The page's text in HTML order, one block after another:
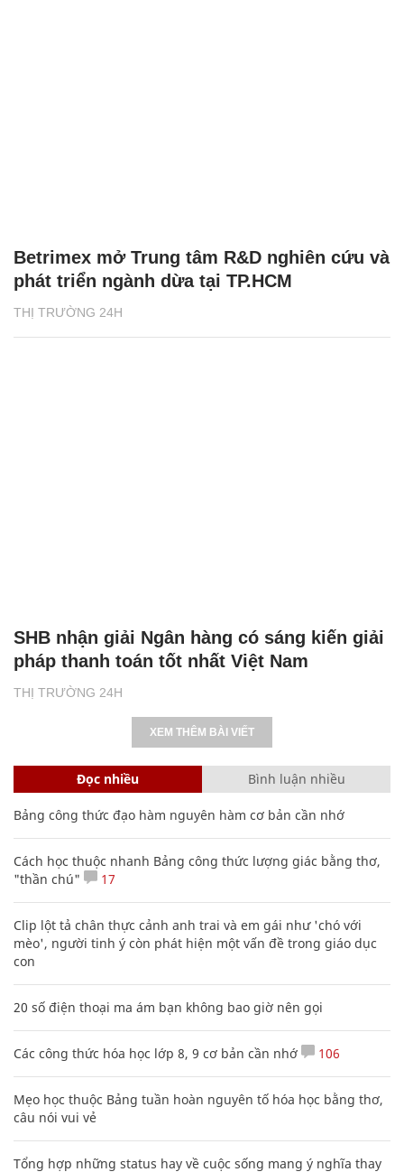
THỊ TRƯỜNG 24H
Betrimex mở Trung tâm R&D nghiên cứu và
phát triển ngành dừa tại TP.HCM
THỊ TRƯỜNG 24H
SHB nhận giải Ngân hàng có sáng kiến giải
pháp thanh toán tốt nhất Việt Nam
XEM THÊM BÀI VIẾT
Đọc nhiều Bình luận nhiều
Bảng công thức đạo hàm nguyên hàm cơ bản cần nhớ
Cách học thuộc nhanh Bảng công thức lượng giác bằng thơ,
"thần chú"
17
Clip lột tả chân thực cảnh anh trai và em gái như 'chó với
mèo', người tinh ý còn phát hiện một vấn đề trong giáo dục
con
20 số điện thoại ma ám bạn không bao giờ nên gọi
Các công thức hóa học lớp 8, 9 cơ bản cần nhớ 106
Mẹo học thuộc Bảng tuần hoàn nguyên tố hóa học bằng thơ,
câu nói vui vẻ
Tổng hợp những status hay về cuộc sống mang ý nghĩa thay